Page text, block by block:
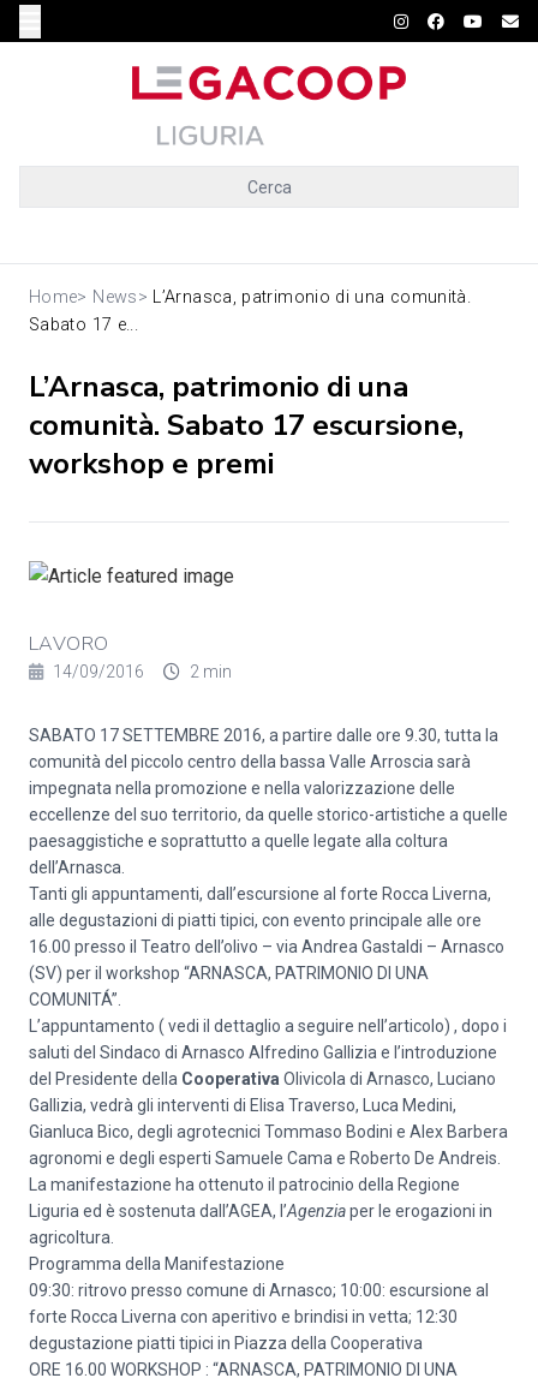
Cerca
Home> News> L’Arnasca, patrimonio di una comunità.
Sabato 17 e...
L’Arnasca, patrimonio di una
comunità. Sabato 17 escursione,
workshop e premi
LAVORO
14/09/2016 2 min
SABATO 17 SETTEMBRE 2016, a partire dalle ore 9.30, tutta la
comunità del piccolo centro della bassa Valle Arroscia sarà
impegnata nella promozione e nella valorizzazione delle
eccellenze del suo territorio, da quelle storico-artistiche a quelle
paesaggistiche e soprattutto a quelle legate alla coltura
dell’Arnasca.
Tanti gli appuntamenti, dall’escursione al forte Rocca Liverna,
alle degustazioni di piatti tipici, con evento principale alle ore
16.00 presso il Teatro dell’olivo – via Andrea Gastaldi – Arnasco
(SV) per il workshop “ARNASCA, PATRIMONIO DI UNA
COMUNITÁ”.
L’appuntamento ( vedi il dettaglio a seguire nell’articolo) , dopo i
saluti del Sindaco di Arnasco Alfredino Gallizia e l’introduzione
del Presidente della Cooperativa Olivicola di Arnasco, Luciano
Gallizia, vedrà gli interventi di Elisa Traverso, Luca Medini,
Gianluca Bico, degli agrotecnici Tommaso Bodini e Alex Barbera
agronomi e degli esperti Samuele Cama e Roberto De Andreis.
La manifestazione ha ottenuto il patrocinio della Regione
Liguria ed è sostenuta dall’AGEA, l’Agenziaper le erogazioni in
agricoltura.
Programma della Manifestazione
09:30: ritrovo presso comune di Arnasco; 10:00: escursione al
forte Rocca Liverna con aperitivo e brindisi in vetta; 12:30
degustazione piatti tipici in Piazza della Cooperativa
ORE 16.00 WORKSHOP : “ARNASCA, PATRIMONIO DI UNA